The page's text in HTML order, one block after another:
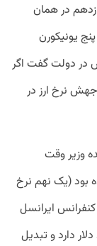
در همان
داد تا سال ۱۴۰۰، ایران پنج یونیکورن
در دولت گفت اگر
نرخ ارز در
وعده وزیر وقت
تومان رد شده بود (یک نهم نرخ
ایرانسل
بین ۱.۴ تا ۱.۷ میلیارد دلار دارد و تبدیل